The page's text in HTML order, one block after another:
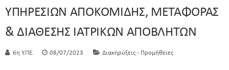
ΥΠΗΡΕΣΙΩΝ ΑΠΟΚΟΜΙΔΗΣ, ΜΕΤΑΦΟΡΑΣ
& ΔΙΑΘΕΣΗΣ ΙΑΤΡΙΚΩΝ ΑΠΟΒΛΗΤΩΝ
6η Υ.ΠΕ. 08/07/2023 Διακηρύξεις - Προμήθειες